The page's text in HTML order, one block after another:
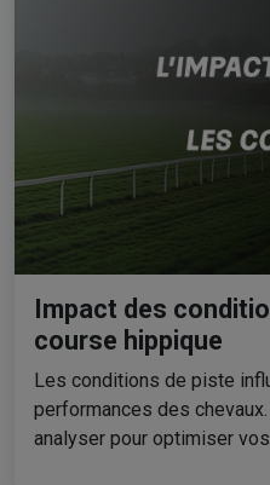
Impact des
course hippique
Les conditions de piste
performances des
analyser pour optimiser